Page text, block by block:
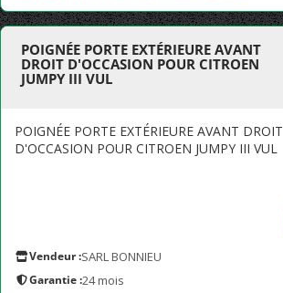
POIGNÉE PORTE EXTÉRIEURE AVANT
DROIT D'OCCASION POUR CITROEN
JUMPY III VUL
POIGNÉE PORTE EXTÉRIEURE AVANT DROIT
D'OCCASION POUR CITROEN JUMPY III VUL
Vendeur :SARL BONNIEU
Garantie :24 mois